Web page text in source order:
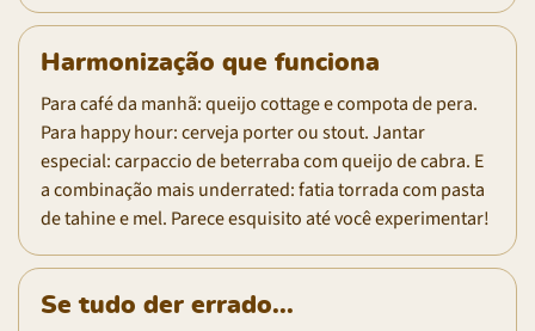
Harmonização que funciona
Para café da manhã: queijo cottage e compota de pera.
Para happy hour: cerveja porter ou stout. Jantar
especial: carpaccio de beterraba com queijo de cabra. E
a combinação mais underrated: fatia torrada com pasta
de tahine e mel. Parece esquisito até você experimentar!
Se tudo der errado...